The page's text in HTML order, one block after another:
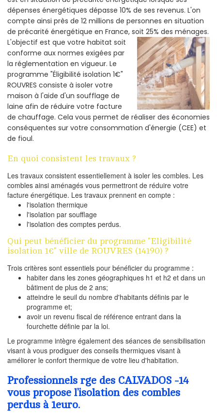
dépenses énergétiques dépasse 10% de ses revenus. L'on
compte ainsi près de 12 millions de personnes en situation
de précarité énergétique en France, soit 25% des ménages.
L'objectif est que votre habitat soit
conforme aux normes exigées par
la réglementation en vigueur. Le
programme "Éligibilité isolation 1€"
ROUVRES consiste à isoler votre
maison à l'aide d'un soufflage de
laine afin de réduire votre facture
de chauffage. Cela vous permet de réaliser des économies
conséquentes sur votre consommation d'énergie (CEE) et
de fioul.
En quoi consistent les travaux ?
Les travaux consistent essentiellement à isoler les combles. Les
combles ainsi aménagés vous permettront de réduire votre
facture énergétique. Les travaux prennent en compte :
l'isolation thermique
l'isolation par soufflage
l'isolation des comptes perdus.
Qui peut bénéficier du programme "Eligibilité
isolation 1€" ville de ROUVRES (14190) ?
Trois critères sont essentiels pour bénéficier du programme :
habiter dans les zones géographiques h1 et h2 et dans un
bâtiment de plus de 2 ans;
atteindre le seuil du nombre d'habitants définis par le
programme et;
avoir un revenu fiscal de référence entrant dans la
fourchette définie par la loi.
Le programme intègre également des séances de sensibilisation
visant à vous prodiguer des conseils thermiques visant à
améliorer le confort thermique de votre lieu d'habitation.
Professionnels rge des CALVADOS -14
vous propose l’isolation des combles
perdus à 1euro.